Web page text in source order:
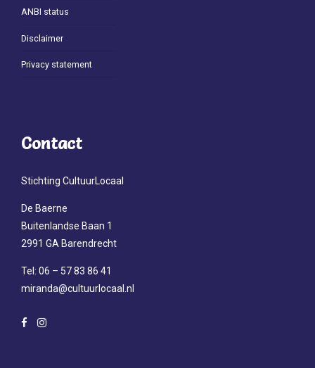
ANBI status
Disclaimer
Privacy statement
Contact
Stichting CultuurLocaal
De Baerne
Buitenlandse Baan 1
2991 GA Barendrecht
Tel: 06 – 57 83 86 41
miranda@cultuurlocaal.nl